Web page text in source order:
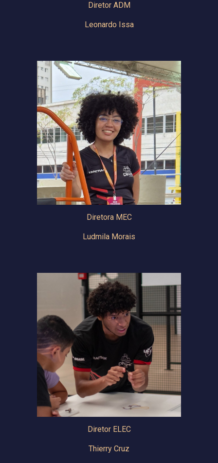
Diretor ADM
Leonardo Issa
Diretora MEC
Ludmila Morais
Diretor ELEC
Thierry Cruz